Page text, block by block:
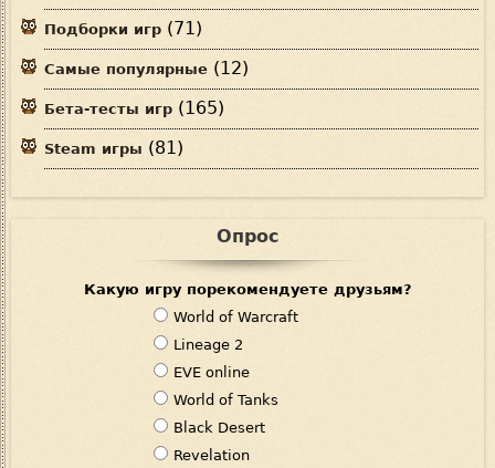
Подборки игр (71)
Самые популярные (12)
Бета-тесты игр (165)
Steam игры (81)
Опрос
Какую игру порекомендуете друзьям?
В
а
р
и
а
н
World of Warcraft
Lineage 2
EVE online
World of Tanks
Black Desert
Revelation